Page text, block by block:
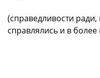
(справедливости
справлялись и в более